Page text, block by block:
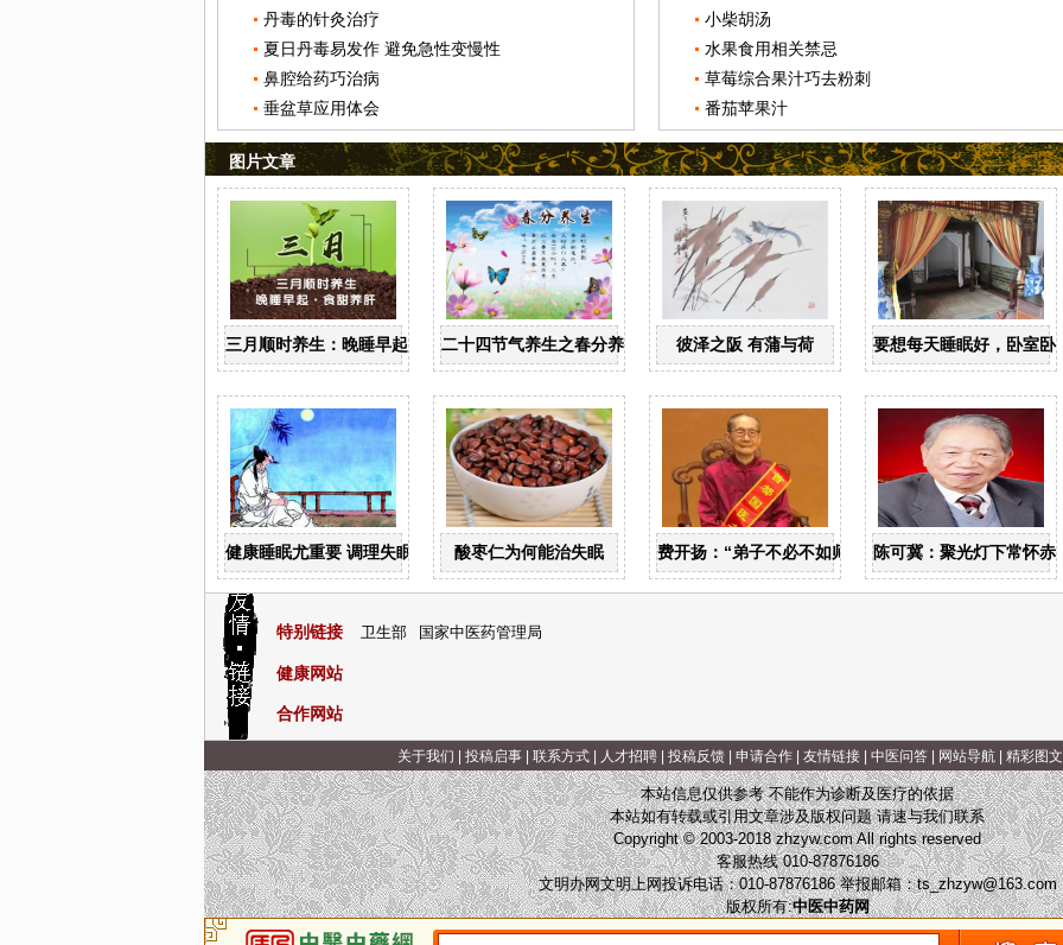
丹毒的针灸治疗
夏日丹毒易发作 避免急性变慢性
鼻腔给药巧治病
垂盆草应用体会
小柴胡汤
水果食用相关禁忌
草莓综合果汁巧去粉刺
番茄苹果汁
图片文章
三月顺时养生：晚睡早起 食甜养肝二十四节气养生之春分养生 彼泽之阪 有蒲与荷 要想每天睡眠好，卧室卧
健康睡眠尤重要 调理失眠四诀窍酸枣仁为何能治失眠 费开扬：“弟子不必不如师” 陈可冀：聚光灯下常怀赤
特别链接 卫生部 国家中医药管理局
健康网站
合作网站
关于我们 投稿启事| 联系方式| 人才招聘| 投稿反馈| 申请合作| 友情链接| 中医问答| 网站导航| 精彩图文
本站信息仅供参考 不能作为诊断及医疗的依据
本站如有转载或引用文章涉及版权问题 请速与我们联系
Copyright © 2003-2018 zhzyw.com All rights reserved
客服热线 010-87876186
文明办网文明上网投诉电话：010-87876186 举报邮箱：ts_zhzyw@163.com
版权所有:中医中药网